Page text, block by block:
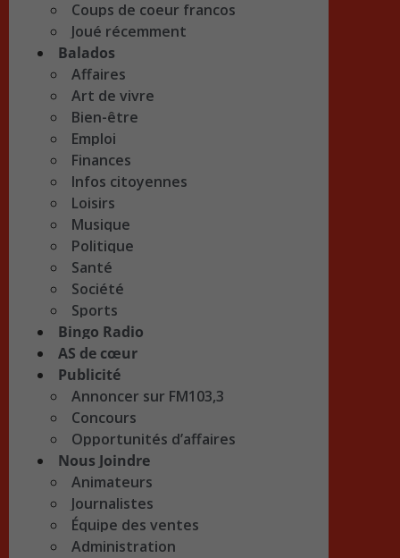
Coups de coeur francos
Joué récemment
Balados
Affaires
Art de vivre
Bien-être
Emploi
Finances
Infos citoyennes
Loisirs
Musique
Politique
Santé
Société
Sports
Bingo Radio
AS de cœur
Publicité
Annoncer sur FM103,3
Concours
Opportunités d’affaires
Nous Joindre
Animateurs
Journalistes
Équipe des ventes
Administration